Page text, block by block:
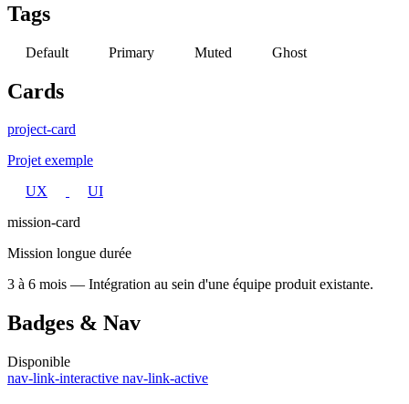
Tags
Default Primary Muted Ghost
Cards
project-card
Projet exemple
UX
UI
mission-card
Mission longue durée
3 à 6 mois — Intégration au sein d'une équipe produit existante.
Badges & Nav
Disponible
nav-link-interactive nav-link-active